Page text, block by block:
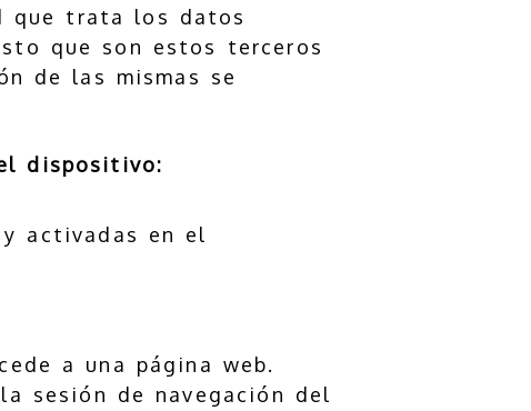
que trata los datos
que son estos terceros
de las mismas se
dispositivo:
activadas en el
a una página web.
sesión de navegación del